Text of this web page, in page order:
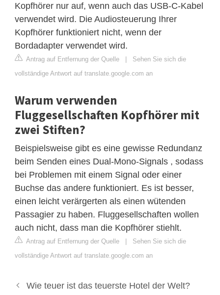
Kopfhörer nur auf, wenn auch das USB-C-Kabel
verwendet wird. Die Audiosteuerung Ihrer
Kopfhörer funktioniert nicht, wenn der
Bordadapter verwendet wird.
Antrag auf Entfernung der Quelle | Sehen Sie sich die
vollständige Antwort auf translate.google.com an
Warum verwenden
Fluggesellschaften Kopfhörer mit
zwei Stiften?
Beispielsweise gibt es eine gewisse Redundanz
beim Senden eines Dual-Mono-Signals , sodass
bei Problemen mit einem Signal oder einer
Buchse das andere funktioniert. Es ist besser,
einen leicht verärgerten als einen wütenden
Passagier zu haben. Fluggesellschaften wollen
auch nicht, dass man die Kopfhörer stiehlt.
Antrag auf Entfernung der Quelle | Sehen Sie sich die
vollständige Antwort auf translate.google.com an
Wie teuer ist das teuerste Hotel der Welt?